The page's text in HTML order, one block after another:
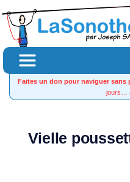
Faites un don pour naviguer sans
jours…
Vielle